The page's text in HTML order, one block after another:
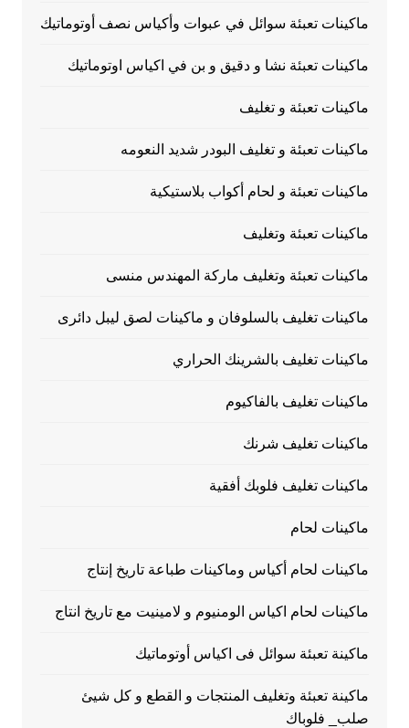
ماكينات تعبئة سوائل في عبوات وأكياس نصف أوتوماتيك
ماكينات تعبئة نشا و دقيق و بن في اكياس اوتوماتيك
ماكينات تعبئة و تغليف
ماكينات تعبئة و تغليف البودر شديد النعومه
ماكينات تعبئة و لحام أكواب بلاستيكية
ماكينات تعبئة وتغليف
ماكينات تعبئة وتغليف ماركة المهندس منسى
ماكينات تغليف بالسلوفان و ماكينات لصق ليبل دائرى
ماكينات تغليف بالشرينك الحراري
ماكينات تغليف بالفاكيوم
ماكينات تغليف شرنك
ماكينات تغليف فلوبك أفقية
ماكينات لحام
ماكينات لحام أكياس وماكينات طباعة تاريخ إنتاج
ماكينات لحام اكياس الومنيوم و لامينيت مع تاريخ انتاج
ماكينة تعبئة سوائل فى اكياس أوتوماتيك
ماكينة تعبئة وتغليف المنتجات و القطع و كل شيئ
صلب_ فلوباك